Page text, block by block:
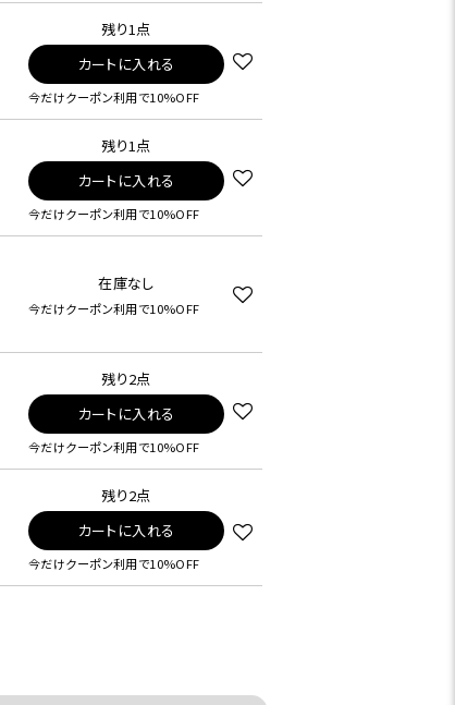
残り1点
カートに入れる
今だけクーポン利用で10%OFF
残り1点
カートに入れる
今だけクーポン利用で10%OFF
在庫なし
今だけクーポン利用で10%OFF
残り2点
カートに入れる
今だけクーポン利用で10%OFF
残り2点
カートに入れる
今だけクーポン利用で10%OFF